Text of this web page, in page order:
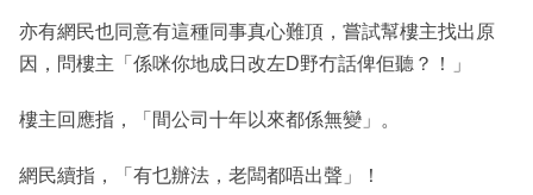
亦有網民也同意有這種同事真心難頂，嘗試幫樓主找出原
因，問樓主「係咪你地成日改左D野冇話俾佢聽？！」
樓主回應指，「間公司十年以來都係無變」。
網民續指，「有乜辦法，老闆都唔出聲」！